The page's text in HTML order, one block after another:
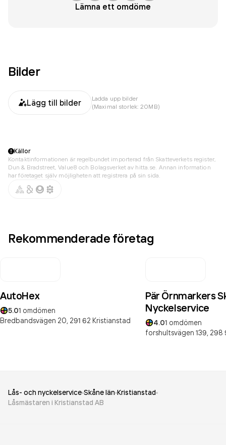
Lämna ett omdöme
Bilder
Lägg till bilder
Ladda upp bilder
(Maximal storlek: 20MB)
Källor
Kontaktinformationen är regelbundet importerad från Skatteverkets register,
Dun & Bradstreet, Value8 och Bolagsverket av hitta.se. Annan information
har företaget själv möjligheten att registrera på sin sida.
Rekommenderade företag
AutoHex
5.01 omdömen
Bredbandsvägen 20, 291 62 Kristianstad
Pär Örnmarkers
Nyckelservice
4.01 omdömen
forshultsvägen 139, 298
Lås- och nyckelservice Skåne län Kristianstad
Låsmästaren i Kristianstad AB